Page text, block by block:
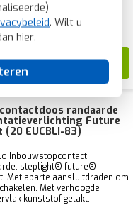
. Wilt u
hier.
1-2 weken
randaarde
Future
EUCBLI-83)
Inbouwstopcontact
steplight® future®
Met aparte aansluitdraden om
Met verhoogde
kunststof gelakt.